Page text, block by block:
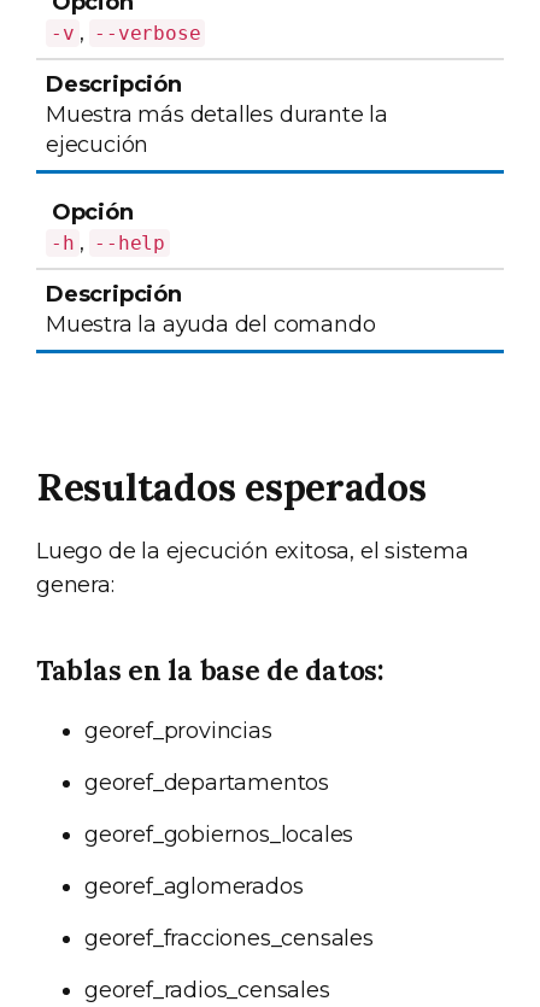
-v , --verbose
Muestra más detalles durante la
ejecución
-h , --help
Muestra la ayuda del comando
Resultados esperados
Luego de la ejecución exitosa, el sistema
genera:
Tablas en la base de datos:
georef_provincias
georef_departamentos
georef_gobiernos_locales
georef_aglomerados
georef_fracciones_censales
georef_radios_censales